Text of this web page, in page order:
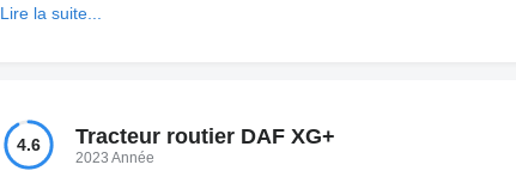
grandes sont vraiment pratiques pour se faufiler dans des endroits
mais c'est à garder en tête.
Lire la suite...
4.6 Tracteur routier DAF XG+
2023 Année